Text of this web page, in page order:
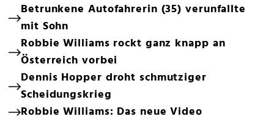
Betrunkene Autofahrerin (35) verunfallte
mit Sohn
Robbie Williams rockt ganz knapp an
Österreich vorbei
Dennis Hopper droht schmutziger
Scheidungskrieg
Robbie Williams: Das neue Video